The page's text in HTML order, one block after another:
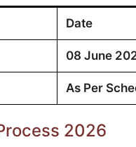
Date
08 June
As Per
2026